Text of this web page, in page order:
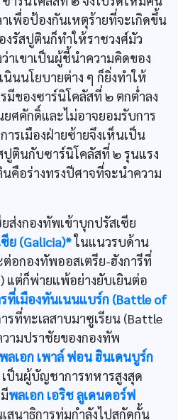
เพื่อป้องกันเหตุร้ายที่จะเกิดขึ้น
งรัสปูตินก็ทำให้ราชวงศ์มัว
าเขาเป็นผู้ชี้นำความคิดของ
นนโยบายต่าง ๆ ก็ยิ่งทำให้
มีของซาร์นิโคลัสที่ ๒ ตกตํ่าลง
ยศคักดิ์และไม่อาจยอมรับการ
รเมืองฝ่ายซ้ายจึงเห็นเป็น
ปูตินกับซาร์นิโคลัสที่ ๒ รุนแรง
คือร่างทรงปีศาจที่จะนำความ
ส่งกองทัพเข้าบุกปรัสเซีย
ซีย (Galicia)*ในแนวรบด้าน
อกองทัพออสเตรีย-ฮังการีที่
แต่ก็พ่ายแพ้อย่างยับเยินต่อ
ที่เมืองทันเนนแบร์ก (Battle of
รที่ทะเลสาบมาซูเรียน (Battle
วามปราชัยของกองทัพ
พลเอก เพาล์ ฟอน ฮินเดนบูร์ก
เป็นผู้บัญชาการทหารสูงสุด
พลเอก เอริช ลูเดนดอร์ฟ
เสนาธิการทุ่มกำลังไปสกัดกั้น